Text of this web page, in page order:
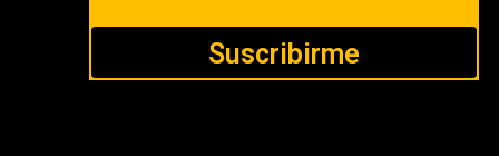
Suscribirme